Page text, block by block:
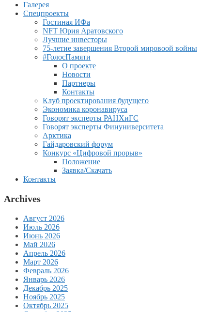
Галерея
Спецпроекты
Гостиная ИФа
NFT Юрия Аратовского
Лучшие инвесторы
75-летие завершения Второй мировоой войны
#ГолосПамяти
О проекте
Новости
Партнеры
Контакты
Клуб проектирования будущего
Экономика коронавируса
Говорят эксперты РАНХиГС
Говорят эксперты Финуниверситета
Арктика
Гайдаровский форум
Конкурс «Цифровой прорыв»
Положение
Заявка/Скачать
Контакты
Archives
Август 2026
Июль 2026
Июнь 2026
Май 2026
Апрель 2026
Март 2026
Февраль 2026
Январь 2026
Декабрь 2025
Ноябрь 2025
Октябрь 2025